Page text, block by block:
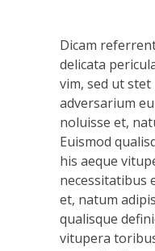
Dicam
delicata
vim, sed ut
adversarium
noluisse et,
Euismod
his aeque
necessitatibus
et, natum
qualisque
vitupera